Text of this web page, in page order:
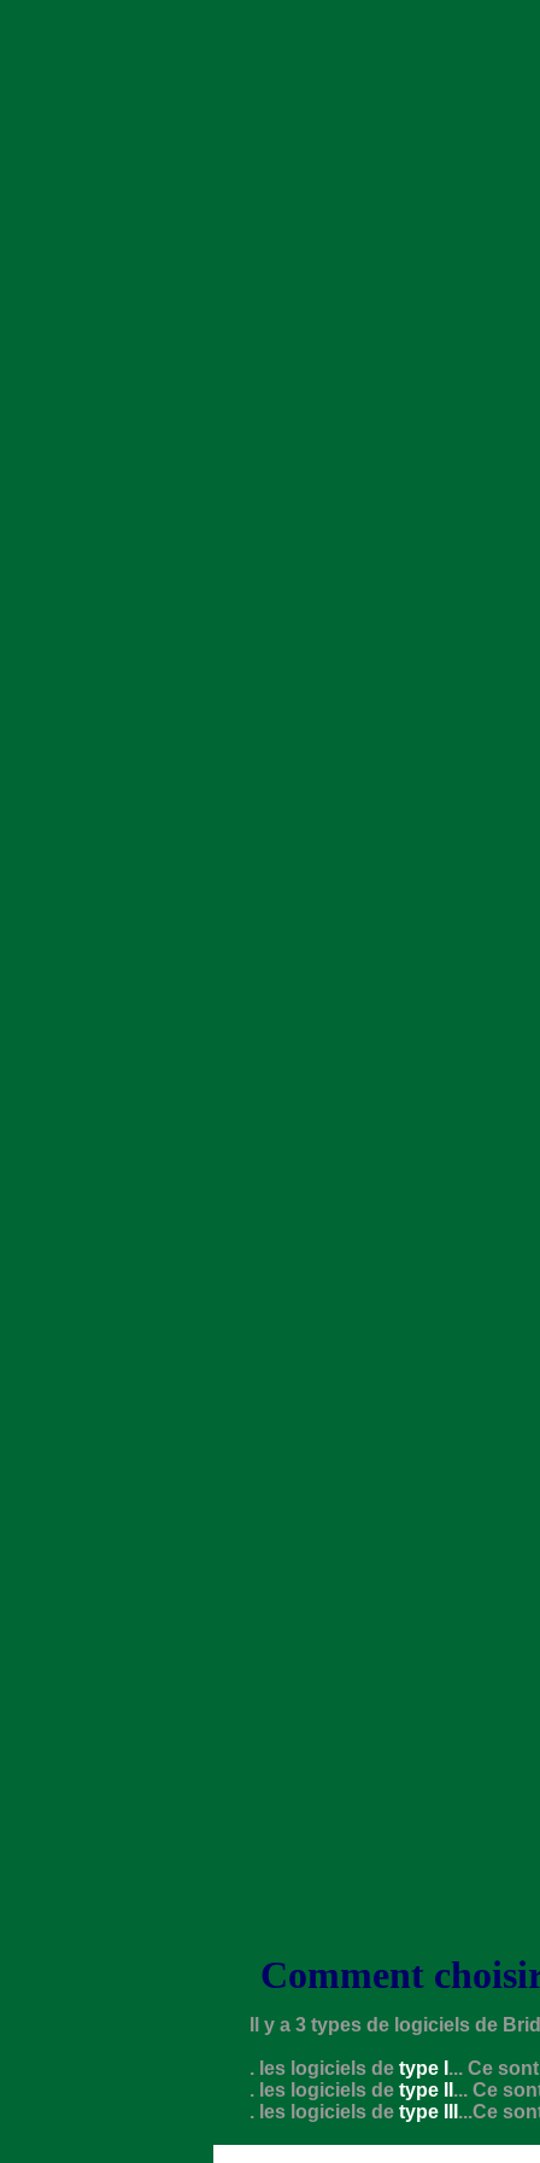
Comment
Il y a 3 types de logiciels de
. les logiciels de type I ... Ce
. les logiciels de type II ... Ce
. les logiciels de type III ...Ce